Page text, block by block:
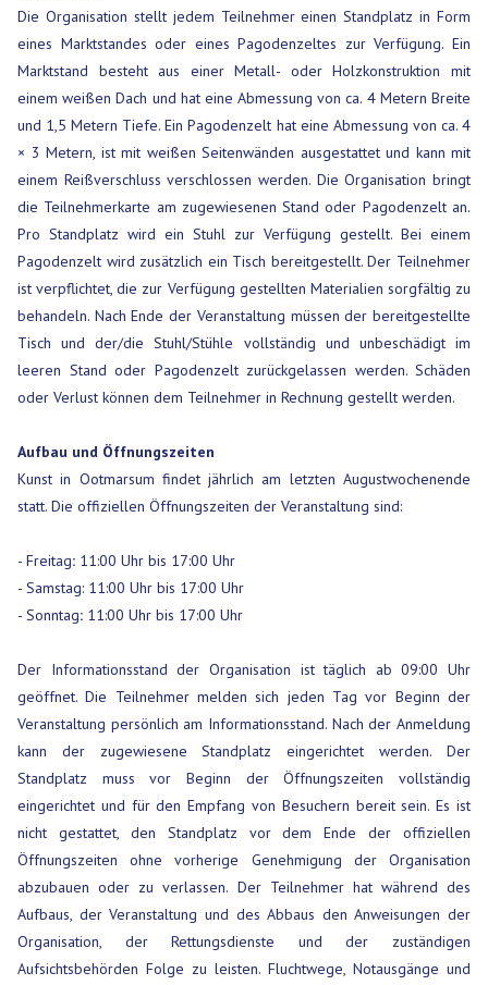
Die Organisation stellt jedem Teilnehmer einen Standplatz in Form
eines Marktstandes oder eines Pagodenzeltes zur Verfügung. Ein
Marktstand besteht aus einer Metall- oder Holzkonstruktion mit
einem weißen Dach und hat eine Abmessung von ca. 4 Metern Breite
und 1,5 Metern Tiefe. Ein Pagodenzelt hat eine Abmessung von ca. 4
× 3 Metern, ist mit weißen Seitenwänden ausgestattet und kann mit
einem Reißverschluss verschlossen werden. Die Organisation bringt
die Teilnehmerkarte am zugewiesenen Stand oder Pagodenzelt an.
Pro Standplatz wird ein Stuhl zur Verfügung gestellt. Bei einem
Pagodenzelt wird zusätzlich ein Tisch bereitgestellt. Der Teilnehmer
ist verpflichtet, die zur Verfügung gestellten Materialien sorgfältig zu
behandeln. Nach Ende der Veranstaltung müssen der bereitgestellte
Tisch und der/die Stuhl/Stühle vollständig und unbeschädigt im
leeren Stand oder Pagodenzelt zurückgelassen werden. Schäden
oder Verlust können dem Teilnehmer in Rechnung gestellt werden.
Aufbau und Öffnungszeiten
Kunst in Ootmarsum findet jährlich am letzten Augustwochenende
statt. Die offiziellen Öffnungszeiten der Veranstaltung sind:
- Freitag: 11:00 Uhr bis 17:00 Uhr
- Samstag: 11:00 Uhr bis 17:00 Uhr
- Sonntag: 11:00 Uhr bis 17:00 Uhr
Der Informationsstand der Organisation ist täglich ab 09:00 Uhr
geöffnet. Die Teilnehmer melden sich jeden Tag vor Beginn der
Veranstaltung persönlich am Informationsstand. Nach der Anmeldung
kann der zugewiesene Standplatz eingerichtet werden. Der
Standplatz muss vor Beginn der Öffnungszeiten vollständig
eingerichtet und für den Empfang von Besuchern bereit sein. Es ist
nicht gestattet, den Standplatz vor dem Ende der offiziellen
Öffnungszeiten ohne vorherige Genehmigung der Organisation
abzubauen oder zu verlassen. Der Teilnehmer hat während des
Aufbaus, der Veranstaltung und des Abbaus den Anweisungen der
Organisation, der Rettungsdienste und der zuständigen
Aufsichtsbehörden Folge zu leisten. Fluchtwege, Notausgänge und